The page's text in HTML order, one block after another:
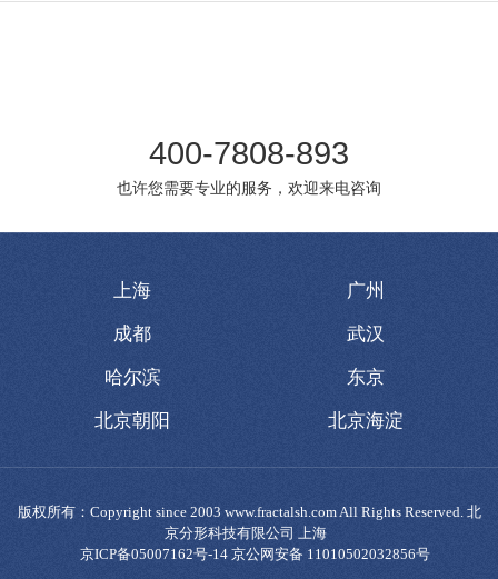
400-7808-893
也许您需要专业的服务，欢迎来电咨询
上海 广州
成都 武汉
哈尔滨 东京
北京朝阳 北京海淀
版权所有：Copyright since 2003 www.fractalsh.com All Rights Reserved. 北
京分形科技有限公司 上海
京ICP备05007162号-14 京公网安备 11010502032856号